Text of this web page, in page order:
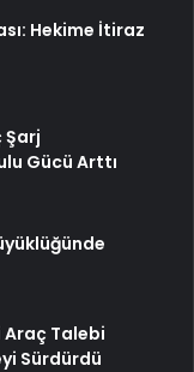
Hekime İtiraz
Şarj
Gücü Arttı
Araç Talebi
Sürdürdü